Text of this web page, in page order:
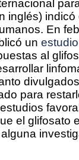
inglés)
En
un estudio
al
para
el glifosato